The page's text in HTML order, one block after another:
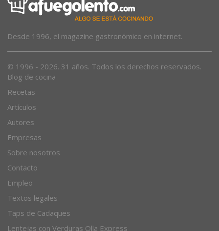
Desde 1996, el magazine gastronómico en internet.
© 1996 - 2026. 31 años. Todos los derechos reservados.
Blog de cocina
Recetas
Artículos
Autores
Empresas
Sobre nosotros
Contacto
Empleo
Textos legales
Taps de Cadaques
Lentejas con Verduras Olla Express